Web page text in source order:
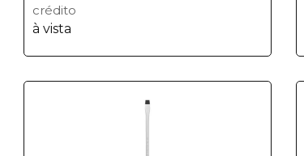
crédito
à vista